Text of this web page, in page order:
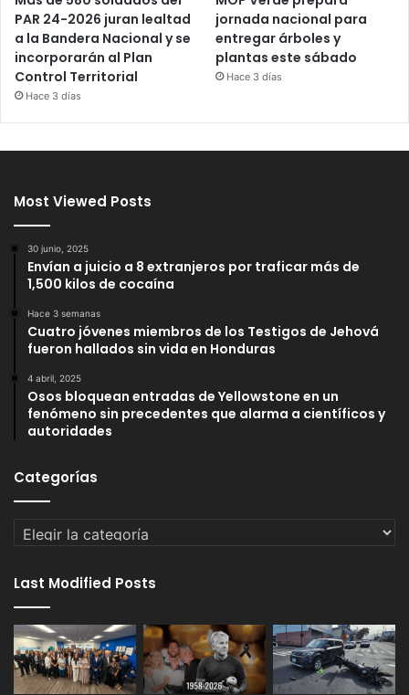
PAR 24-2026 juran lealtad
a la Bandera Nacional y se
incorporarán al Plan
Control Territorial
Hace 3 días
jornada nacional para
entregar árboles y
plantas este sábado
Hace 3 días
Most Viewed Posts
30 junio, 2025
Envían a juicio a 8 extranjeros por traficar más de
1,500 kilos de cocaína
Hace 3 semanas
Cuatro jóvenes miembros de los Testigos de Jehová
fueron hallados sin vida en Honduras
4 abril, 2025
Osos bloquean entradas de Yellowstone en un
fenómeno sin precedentes que alarma a científicos y
autoridades
Categorías
Categorías
Last Modified Posts